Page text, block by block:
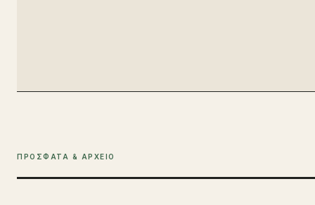
ΠΡΟΣΦΑΤΑ & ΑΡΧΕΙΟ